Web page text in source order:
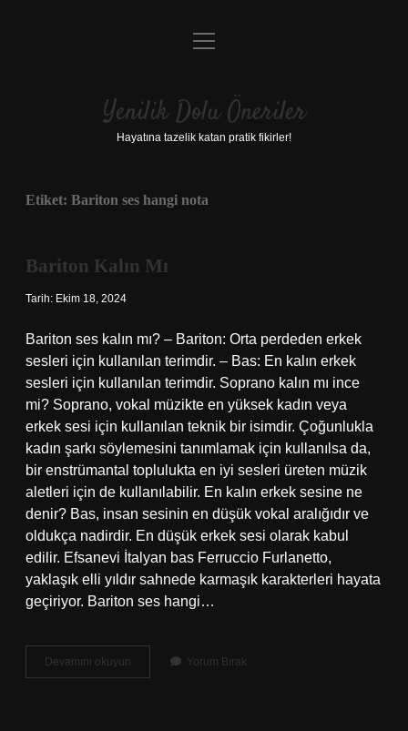
Anasayfa
Yasal Uyarı
menüyü
Yenilik Dolu Öneriler
Hayatına tazelik katan pratik fikirler!
Etiket: Bariton ses hangi nota
Bariton Kalın Mı
Tarih: Ekim 18, 2024
Bariton ses kalın mı? – Bariton: Orta perdeden erkek
sesleri için kullanılan terimdir. – Bas: En kalın erkek
sesleri için kullanılan terimdir. Soprano kalın mı ince
mi? Soprano, vokal müzikte en yüksek kadın veya
erkek sesi için kullanılan teknik bir isimdir. Çoğunlukla
kadın şarkı söylemesini tanımlamak için kullanılsa da,
bir enstrümantal toplulukta en iyi sesleri üreten müzik
aletleri için de kullanılabilir. En kalın erkek sesine ne
denir? Bas, insan sesinin en düşük vokal aralığıdır ve
oldukça nadirdir. En düşük erkek sesi olarak kabul
edilir. Efsanevi İtalyan bas Ferruccio Furlanetto,
yaklaşık elli yıldır sahnede karmaşık karakterleri hayata
geçiriyor. Bariton ses hangi…
Devamını okuyun
Kalın
Yorum Bırak